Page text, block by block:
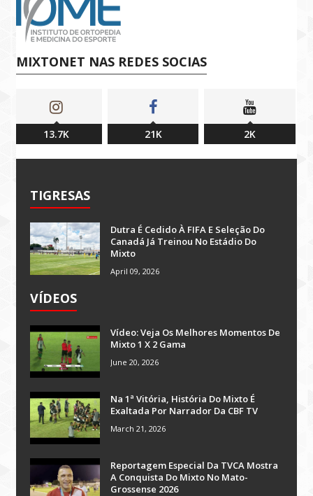
MIXTONET NAS REDES SOCIAS
13.7K 21K 2K
TIGRESAS
Dutra É Cedido À FIFA E Seleção Do
Canadá Já Treinou No Estádio Do
Mixto
April 09, 2026
VÍDEOS
Vídeo: Veja Os Melhores Momentos De
Mixto 1 X 2 Gama
June 20, 2026
Na 1ª Vitória, História Do Mixto É
Exaltada Por Narrador Da CBF TV
March 21, 2026
Reportagem Especial Da TVCA Mostra
A Conquista Do Mixto No Mato-
Grossense 2026